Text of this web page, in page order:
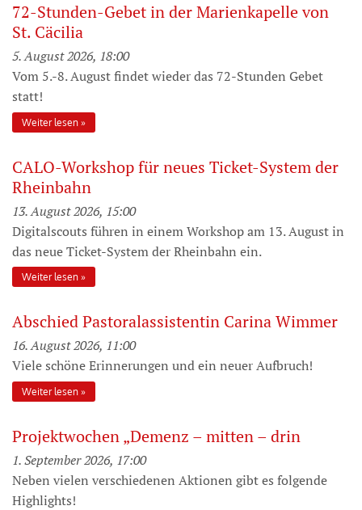
72-Stunden-Gebet in der Marienkapelle von
St. Cäcilia
5. August 2026, 18:00
Vom 5.-8. August findet wieder das 72-Stunden Gebet
statt!
Weiter lesen
CALO-Workshop für neues Ticket-System der
Rheinbahn
13. August 2026, 15:00
Digitalscouts führen in einem Workshop am 13. August in
das neue Ticket-System der Rheinbahn ein.
Weiter lesen
Abschied Pastoralassistentin Carina Wimmer
16. August 2026, 11:00
Viele schöne Erinnerungen und ein neuer Aufbruch!
Weiter lesen
Projektwochen „Demenz – mitten – drin
1. September 2026, 17:00
Neben vielen verschiedenen Aktionen gibt es folgende
Highlights!